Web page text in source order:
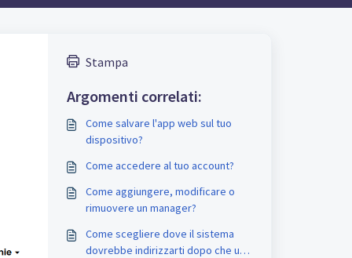
Stampa
Argomenti correlati:
Come salvare l'app web sul tuo
dispositivo?
Come accedere al tuo account?
Come aggiungere, modificare o
rimuovere un manager?
Come scegliere dove il sistema
dovrebbe indirizzarti dopo che un